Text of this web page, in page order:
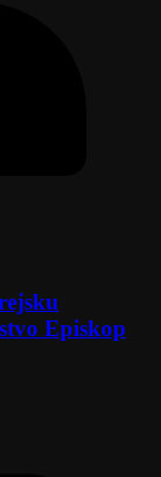
Episkop